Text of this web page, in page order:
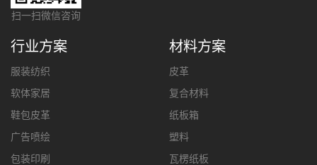
扫一扫微信咨询
行业方案
服装纺织
软体家居
鞋包皮革
广告喷绘
包装印刷
材料方案
皮革
复合材料
纸板箱
塑料
瓦楞纸板